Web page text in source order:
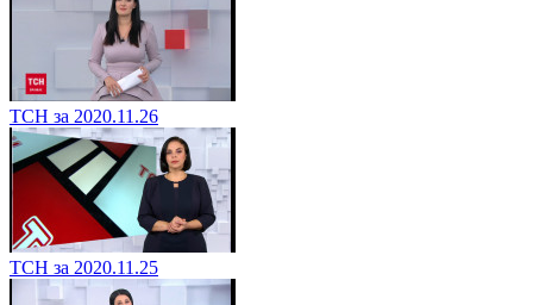
ТСН за 2020.11.26
ТСН за 2020.11.25